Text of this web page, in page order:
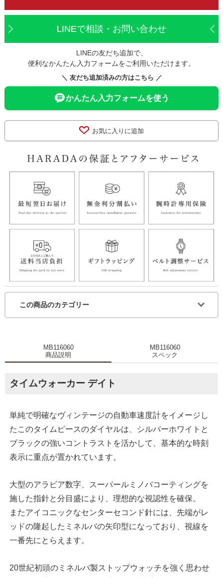
LINEで相談・お問い合わせ
LINEの友だち追加で、
便利なかんたん入力フォームをご利用いただけます。
＼ 友だち追加済みの方はこちら ／
かんたん入力フォームを使う
お気に入りに追加
この商品のカテゴリー
MB116060
商品説明
MB116060
スペック
タイムウォーカー デイト
単純で明確なヴィンテージの自動車速度計をイメージし
たこのタイムピースのダイヤルは、シルバーホワイトと
ブラックの強いコントラストを活かして、基本的な時刻
表示に重点が置かれています。
大型のアラビア数字、スーパールミノバコーティングを
施した指針と分目盛により、理想的な視認性を確保。
またアイコニックなセンターセコンド針には、先端がレ
ッドの隆起したミネルバの矢印型になっており、視線を
一番先にとらえます。
20世紀初頭のミネルバ製ストップウォッチを強く思わせ